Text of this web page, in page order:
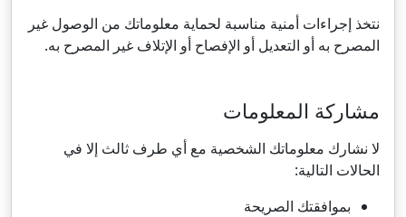
نتخذ إجراءات أمنية مناسبة لحماية معلوماتك من الوصول غير
المصرح به أو التعديل أو الإفصاح أو الإتلاف غير المصرح به.
مشاركة المعلومات
لا نشارك معلوماتك الشخصية مع أي طرف ثالث إلا في
الحالات التالية:
بموافقتك الصريحة